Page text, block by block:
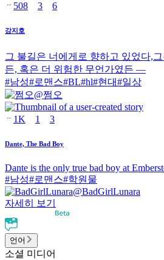
508 3 6
강지호
그 불길은 너에게로 향하고 있었다,
든, 혹은 더 위험한 무언가였든 —
#남성#로맨스#BL#hl#현대#일상
@쩜오
1K 1 3
Dante, The Bad Boy
Dante is the only true bad boy at
#남성#로맨스#학원물
@BadGirlLunara
자세히 보기
언어
소셜 미디어